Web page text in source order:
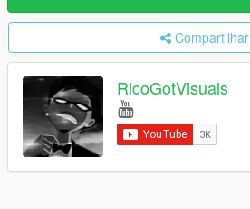
Compartilhar
RicoGotVisuals